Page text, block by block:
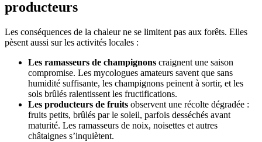
producteurs
Les conséquences de la chaleur ne se limitent pas aux forêts. Elles
pèsent aussi sur les activités locales :
Les ramasseurs de champignons craignent une saison
compromise. Les mycologues amateurs savent que sans
humidité suffisante, les champignons peinent à sortir, et les
sols brûlés ralentissent les fructifications.
Les producteurs de fruits observent une récolte dégradée :
fruits petits, brûlés par le soleil, parfois desséchés avant
maturité. Les ramasseurs de noix, noisettes et autres
châtaignes s’inquiètent.